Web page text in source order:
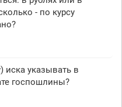
- по курсу
иска указывать в
госпошлины?